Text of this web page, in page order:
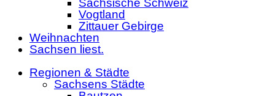
Vogtland
Zittauer Gebirge
Weihnachten
Sachsen liest.
Regionen & Städte
Sachsens Städte